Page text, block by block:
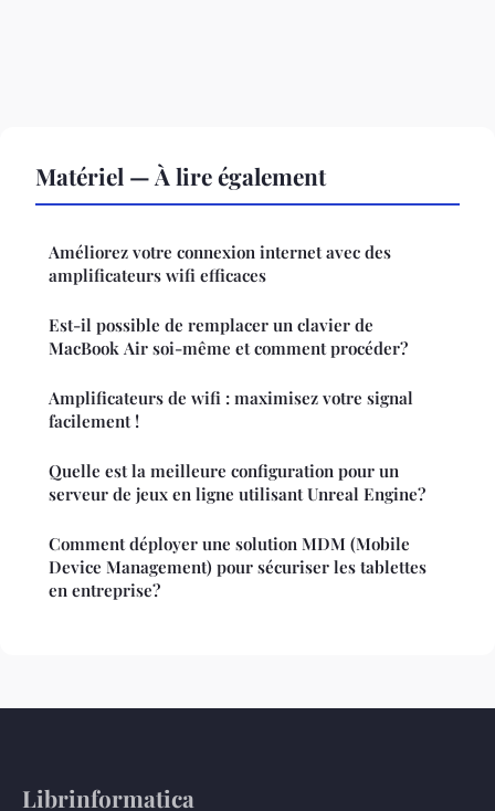
Matériel — À lire également
Améliorez votre connexion internet avec des
amplificateurs wifi efficaces
Est-il possible de remplacer un clavier de
MacBook Air soi-même et comment procéder?
Amplificateurs de wifi : maximisez votre signal
facilement !
Quelle est la meilleure configuration pour un
serveur de jeux en ligne utilisant Unreal Engine?
Comment déployer une solution MDM (Mobile
Device Management) pour sécuriser les tablettes
en entreprise?
Librinformatica